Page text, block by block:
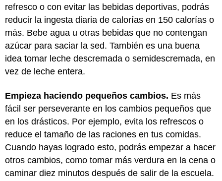
refresco o con evitar las bebidas deportivas, podrás
reducir la ingesta diaria de calorías en 150 calorías o
más. Bebe agua u otras bebidas que no contengan
azúcar para saciar la sed. También es una buena
idea tomar leche descremada o semidescremada, en
vez de leche entera.
Empieza haciendo pequeños cambios. Es más
fácil ser perseverante en los cambios pequeños que
en los drásticos. Por ejemplo, evita los refrescos o
reduce el tamaño de las raciones en tus comidas.
Cuando hayas logrado esto, podrás empezar a hacer
otros cambios, como tomar más verdura en la cena o
caminar diez minutos después de salir de la escuela.